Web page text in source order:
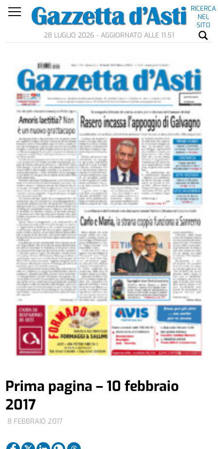
RICERCA
NEL
SITO
28 LUGLIO 2026 - AGGIORNATO ALLE 11.51
8 FEBBRAIO 2017
Prima pagina – 10 febbraio
2017